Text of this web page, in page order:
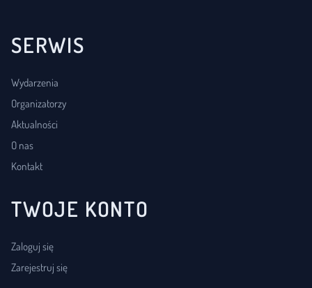
SERWIS
Wydarzenia
Organizatorzy
Aktualności
O nas
Kontakt
TWOJE KONTO
Zaloguj się
Zarejestruj się